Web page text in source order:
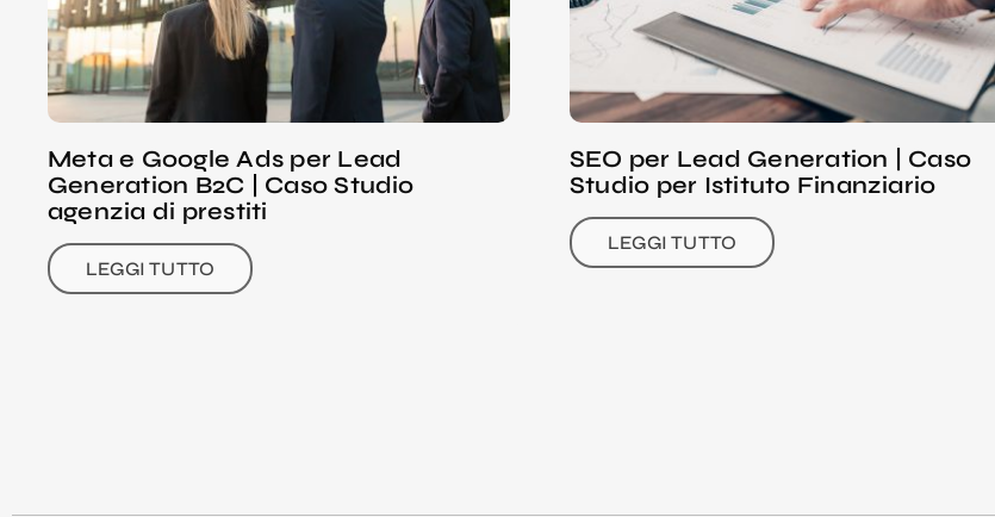
Meta e Google Ads per Lead
Generation B2C | Caso Studio
agenzia di prestiti
LEGGI TUTTO
SEO per Lead Generation | Caso
Studio per Istituto Finanziario
LEGGI TUTTO